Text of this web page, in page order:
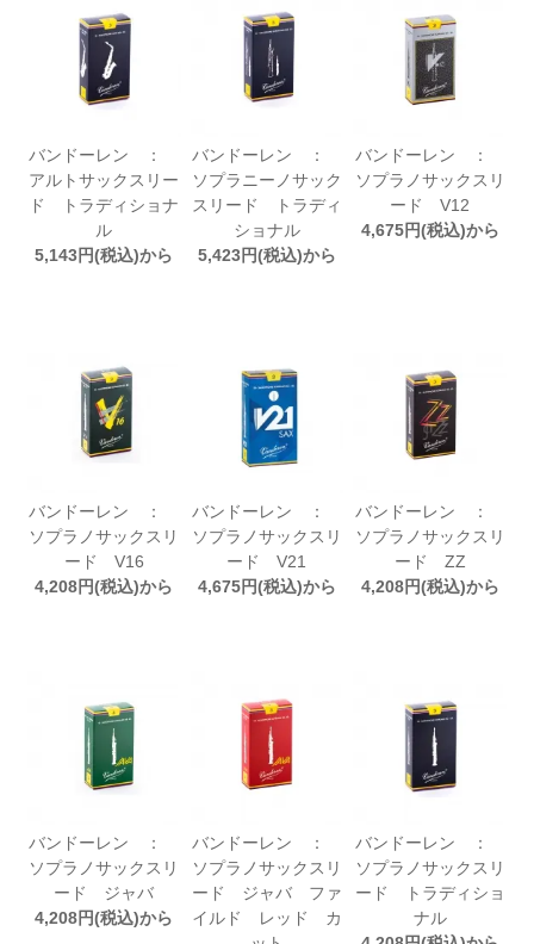
バンドーレン ：
アルトサックスリー
ド トラディショナ
ル
5,143円(税込)から
バンドーレン ：
ソプラニーノサック
スリード トラディ
ショナル
5,423円(税込)から
バンドーレン ：
ソプラノサックスリ
ード V12
4,675円(税込)から
バンドーレン ：
ソプラノサックスリ
ード V16
4,208円(税込)から
バンドーレン ：
ソプラノサックスリ
ード V21
4,675円(税込)から
バンドーレン ：
ソプラノサックスリ
ード ZZ
4,208円(税込)から
バンドーレン ：
ソプラノサックスリ
ード ジャバ
4,208円(税込)から
バンドーレン ：
ソプラノサックスリ
ード ジャバ ファ
イルド レッド カ
バンドーレン ：
ソプラノサックスリ
ード トラディショ
ナル